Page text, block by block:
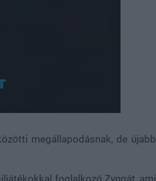
megállapodásnak, de újabb
foglalkozó Zyngát, ami